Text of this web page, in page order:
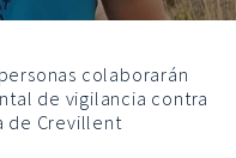
colaborarán
de vigilancia contra
de Crevillent